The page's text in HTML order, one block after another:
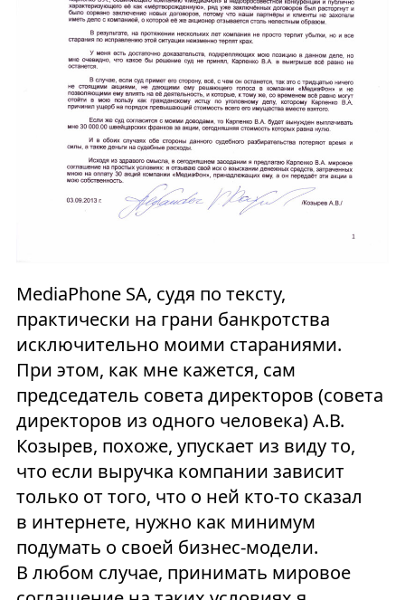
MediaPhone SA, судя по тексту,
практически на грани банкротства
исключительно моими стараниями.
При этом, как мне кажется, сам
председатель совета директоров (совета
директоров из одного человека) А.В.
Козырев, похоже, упускает из виду то,
что если выручка компании зависит
только от того, что о ней кто-то сказал
в интернете, нужно как минимум
подумать о своей бизнес-модели.
В любом случае, принимать мировое